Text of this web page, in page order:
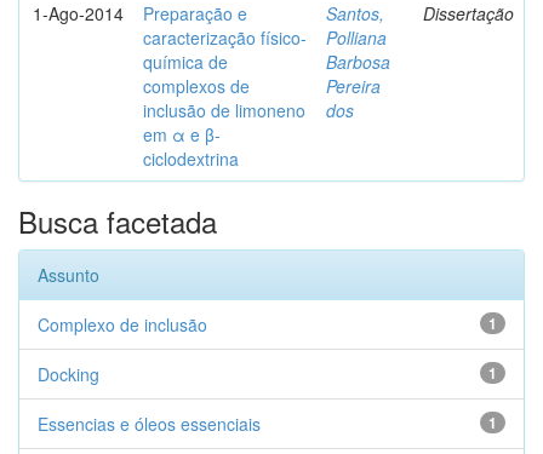
1-Ago-2014
Preparação e
caracterização físico-
química de
complexos de
inclusão de limoneno
em α e β-
ciclodextrina
Santos,
Polliana
Barbosa
Pereira
dos
Dissertação
Busca facetada
Assunto
1
Complexo de inclusão
1
Docking
1
Essencias e óleos essenciais